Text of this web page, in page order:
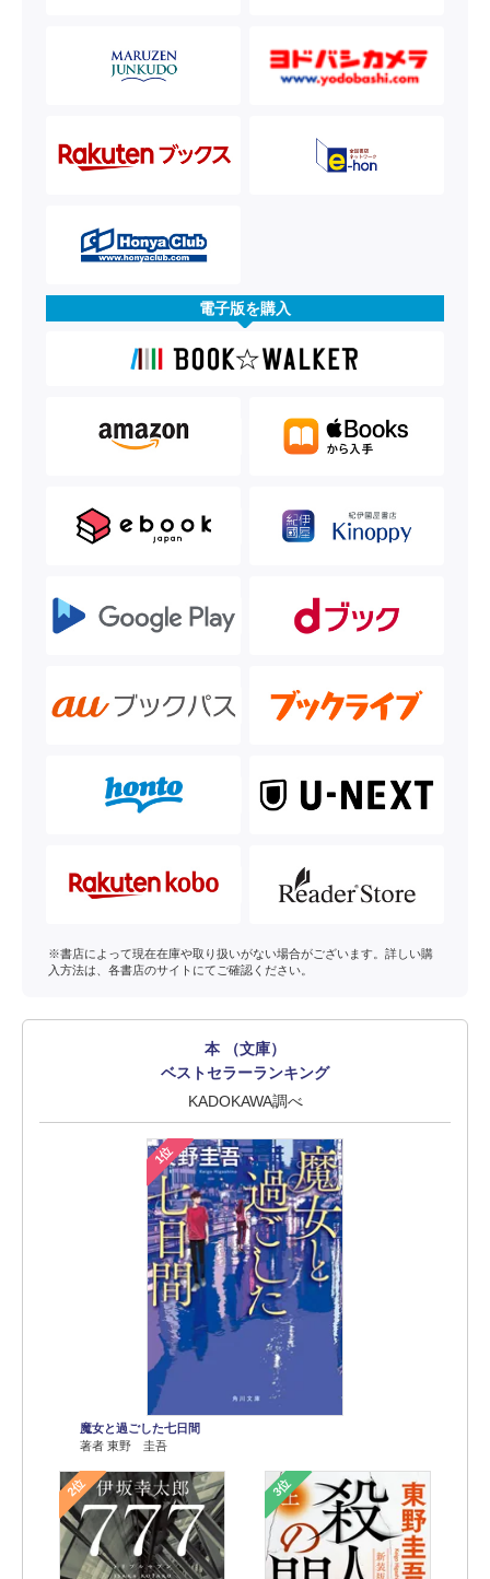
電子版を購入
※書店によって現在在庫や取り扱いがない場合がございます。詳しい購
入方法は、各書店のサイトにてご確認ください。
本 （文庫）
ベストセラーランキング
KADOKAWA調べ
1位
魔女と過ごした七日間
著者 東野 圭吾
2位 3位